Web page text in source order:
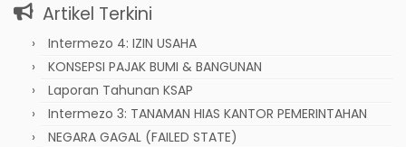
Artikel Terkini
Intermezo 4: IZIN USAHA
KONSEPSI PAJAK BUMI & BANGUNAN
Laporan Tahunan KSAP
Intermezo 3: TANAMAN HIAS KANTOR PEMERINTAHAN
NEGARA GAGAL (FAILED STATE)